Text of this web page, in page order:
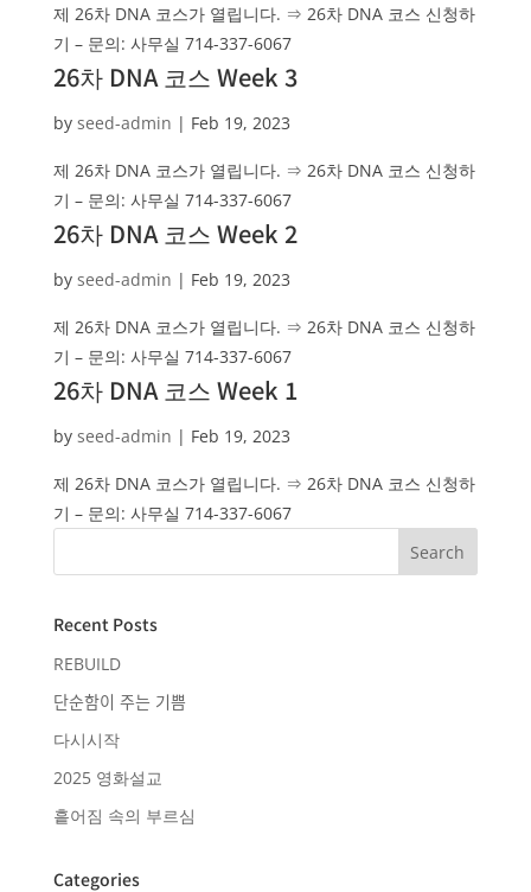
제 26차 DNA 코스가 열립니다. ⇒ 26차 DNA 코스 신청하
기 – 문의: 사무실 714-337-6067
26차 DNA 코스 Week 3
by seed-admin | Feb 19, 2023
제 26차 DNA 코스가 열립니다. ⇒ 26차 DNA 코스 신청하
기 – 문의: 사무실 714-337-6067
26차 DNA 코스 Week 2
by seed-admin | Feb 19, 2023
제 26차 DNA 코스가 열립니다. ⇒ 26차 DNA 코스 신청하
기 – 문의: 사무실 714-337-6067
26차 DNA 코스 Week 1
by seed-admin | Feb 19, 2023
제 26차 DNA 코스가 열립니다. ⇒ 26차 DNA 코스 신청하
기 – 문의: 사무실 714-337-6067
Recent Posts
REBUILD
단순함이 주는 기쁨
다시시작
2025 영화설교
흩어짐 속의 부르심
Categories